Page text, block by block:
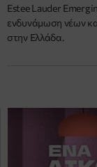
Estee Lauder
ενδυνάμωση νέων
στην Ελλάδα.